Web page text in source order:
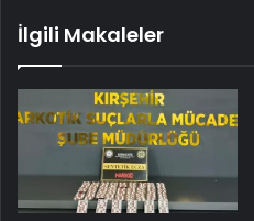
İlgili Makaleler